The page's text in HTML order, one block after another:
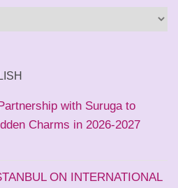
with Suruga to
Charms in 2026-2027
ON INTERNATIONAL